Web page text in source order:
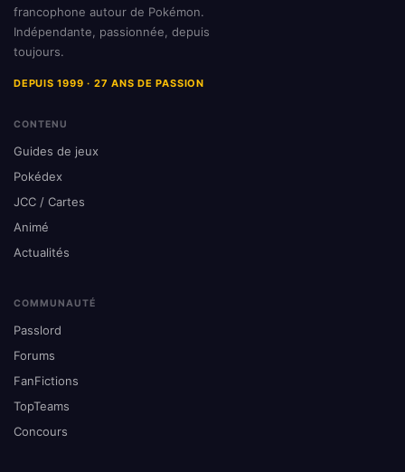
francophone autour de Pokémon.
Indépendante, passionnée, depuis
toujours.
DEPUIS 1999 · 27 ANS DE PASSION
CONTENU
Guides de jeux
Pokédex
JCC / Cartes
Animé
Actualités
COMMUNAUTÉ
Passlord
Forums
FanFictions
TopTeams
Concours